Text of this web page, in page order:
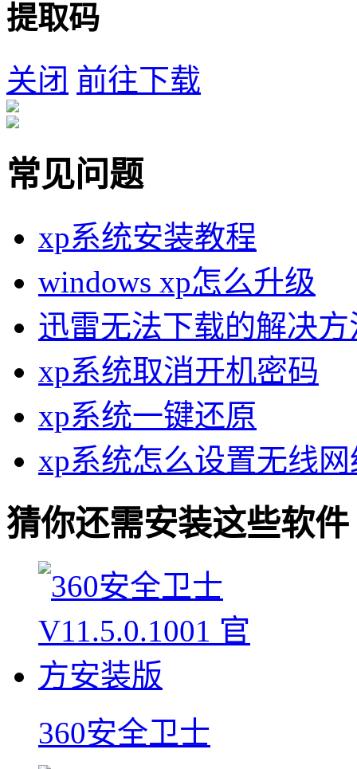
提取码
关闭 前往下载
常见问题
xp系统安装教程
windows xp怎么升级
迅雷无法下载的解决方
xp系统取消开机密码
xp系统一键还原
xp系统怎么设置无线网
猜你还需安装这些软件
360安全卫士